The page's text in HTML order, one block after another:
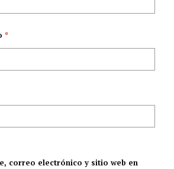
*
correo electrónico y sitio web en